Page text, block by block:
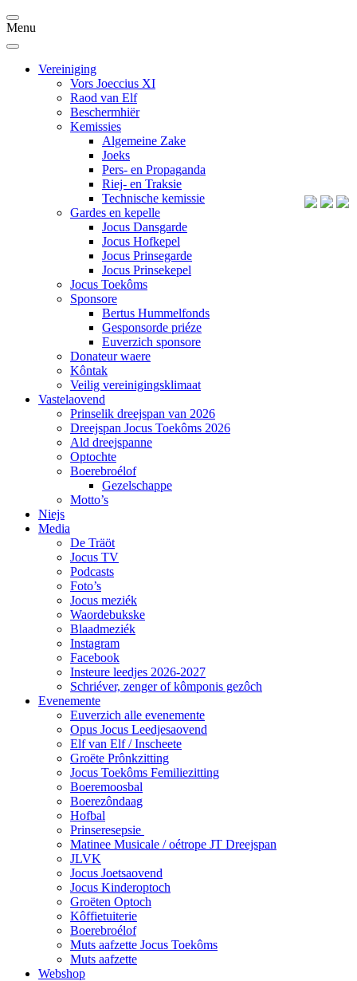
Menu
Vereiniging
Vors Joeccius XI
Raod van Elf
Beschermhiër
Kemissies
Algemeine Zake
Joeks
Pers- en Propaganda
Riej- en Traksie
Technische kemissie
Gardes en kepelle
Jocus Dansgarde
Jocus Hofkepel
Jocus Prinsegarde
Jocus Prinsekepel
Jocus Toekôms
Sponsore
Bertus Hummelfonds
Gesponsorde priéze
Euverzich sponsore
Donateur waere
Kôntak
Veilig vereinigingsklimaat
Vastelaovend
Prinselik dreejspan van 2026
Dreejspan Jocus Toekôms 2026
Ald dreejspanne
Optochte
Boerebroélof
Gezelschappe
Motto’s
Niejs
Media
De Träöt
Jocus TV
Podcasts
Foto’s
Jocus meziék
Waordebukske
Blaadmeziék
Instagram
Facebook
Insteure leedjes 2026-2027
Schriéver, zenger of kômponis gezôch
Evenemente
Euverzich alle evenemente
Opus Jocus Leedjesaovend
Elf van Elf / Inscheete
Groëte Prônkzitting
Jocus Toekôms Femiliezitting
Boeremoosbal
Boerezôndaag
Hofbal
Prinseresepsie
Matinee Musicale / oétrope JT Dreejspan
JLVK
Jocus Joetsaovend
Jocus Kinderoptoch
Groëten Optoch
Kôffietuiterie
Boerebroélof
Muts aafzette Jocus Toekôms
Muts aafzette
Webshop